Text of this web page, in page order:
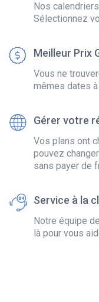
Nos
Sélectionnez
Meilleur Prix
Vous ne
mêmes dates
Gérer votre
Vos plans ont
pouvez
sans payer de
Service à la
Notre équipe
là pour vous